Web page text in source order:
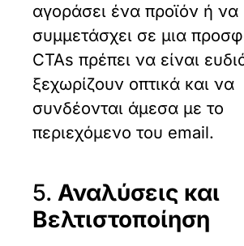
αγοράσει ένα προϊόν ή να
συμμετάσχει σε μια
CTAs πρέπει να είναι
ξεχωρίζουν οπτικά και να
συνδέονται άμεσα με το
περιεχόμενο του email.
5. Αναλύσεις και
Βελτιστοποίηση